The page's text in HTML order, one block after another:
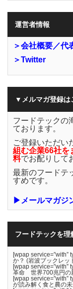
運営者情報
＞会社概要／代
＞Twitter
▼メルマガ登録は
フードテックの
ております。
ご登録いただい
組む企業66社を
料でお配りして
最新のフードテ
すめです。
▶メールマガジ
フードテックを
[wpap service=”with”
か？ (岩波ブックレッ
[wpap service=”with”
革命 世界700兆円の
[wpap service=”with”
が読み解く食と農の